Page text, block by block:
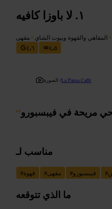
لا باوزا كافيه
• المقاهي والقهوة وبيوت الشاي • مقهى
٤٫٦
٤٫٥
الصورة /La Pausa Caffe
“مريحة في فيبسبورو
مناسب لـ
#قهوة #مقهى #فيبسبورو #
ما الذي تتوقعه